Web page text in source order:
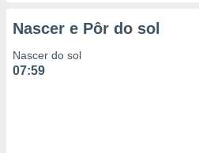
Nascer e Pôr do sol
Nascer do sol
07:59